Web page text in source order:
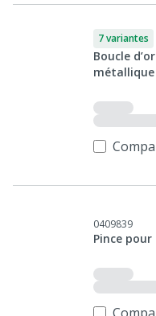
7 variantes
Boucle
métallique
0409839
Pince pour